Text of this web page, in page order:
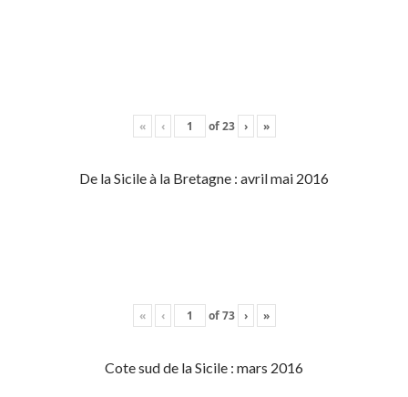
« ‹ of23 › »
De la Sicile à la Bretagne : avril mai 2016
« ‹ of73 › »
Cote sud de la Sicile : mars 2016